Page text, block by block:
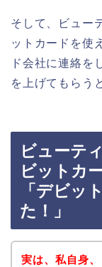
そして、ビュー
ットカードを使
ド会社に連絡を
を上げてもらう
ビューテ
ビットカ
「デビッ
た！」
実は、私自身